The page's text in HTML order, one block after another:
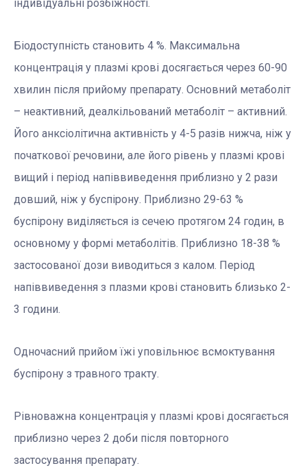
індивідуальні розбіжності.
Біодоступність становить 4 %. Максимальна
концентрація у плазмі крові досягається через 60-90
хвилин після прийому препарату. Основний метаболіт
– неактивний, деалкільований метаболіт – активний.
Його анксіолітична активність у 4-5 разів нижча, ніж у
початкової речовини, але його рівень у плазмі крові
вищий і період напіввиведення приблизно у 2 рази
довший, ніж у буспірону. Приблизно 29-63 %
буспірону виділяється із сечею протягом 24 годин, в
основному у формі метаболітів. Приблизно 18-38 %
застосованої дози виводиться з калом. Період
напіввиведення з плазми крові становить близько 2-
3 години.
Одночасний прийом їжі уповільнює всмоктування
буспірону з травного тракту.
Рівноважна концентрація у плазмі крові досягається
приблизно через 2 доби після повторного
застосування препарату.